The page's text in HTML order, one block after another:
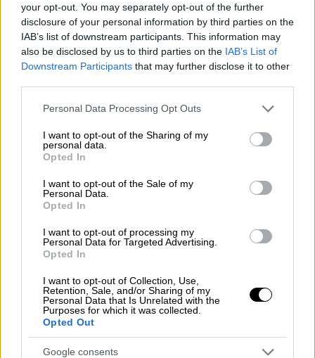
your opt-out. You may separately opt-out of the further
disclosure of your personal information by third parties on the
IAB’s list of downstream participants. This information may
also be disclosed by us to third parties on the IAB’s List of
Downstream Participants that may further disclose it to other
Please note that this website/app uses one or more Google
not limited to your visit or usage behaviour. You may click to
grant or deny consent to Google and its third-party tags to
use your data for below specified purposes in below Google
consent section.
Personal Data Processing Opt Outs
I want to opt-out of the Sharing of my
personal data.
Opted In
I want to opt-out of the Sale of my
Personal Data.
Opted In
I want to opt-out of processing my
Personal Data for Targeted Advertising.
Opted In
I want to opt-out of Collection, Use,
Retention, Sale, and/or Sharing of my
Personal Data that Is Unrelated with the
Purposes for which it was collected.
Opted Out
Google consents
Ελλάδα|01.11.2025 10:45
«Οι γονείς τους μάς έκαναν μήνυση»:
Τι λέει ο πατέρας του 13χρονου που
δέχτηκε επίθεση από 15 ανήλικους
στο Μοσχάτο
Τι συνέβη
Σύμφωνα με το magnesianews.gr
ο 44χρονος
είχε επιστρέψει πρόσφατα από τη Μύκονο,
όπου εργαζόταν για τη σεζόν και
κατέρρευσε στο σπίτι της μητέρας του στην
οδό Μπασδέκη, η οποία τον βρήκε αναίσθητο
και ειδοποίησε άμεσα το ΕΚΑΒ
Παρά τις προσπάθειες των διασωστών και
του ιατρικού προσωπικού του
Βόλου, ο 44χρονος δεν τα κατάφερε.